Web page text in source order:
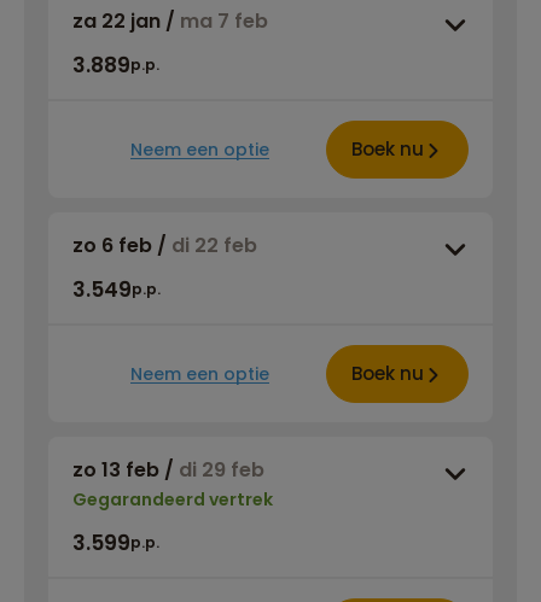
za 22 jan / ma 7 feb
3.889p.p.
Neem een optie Boek nu
zo 6 feb / di 22 feb
3.549p.p.
Neem een optie Boek nu
zo 13 feb / di 29 feb
Gegarandeerd vertrek
3.599p.p.